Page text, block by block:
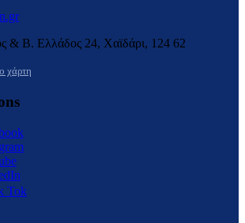
& Β. Ελλάδος 24, Χαϊδάρι, 124 62
χάρτη
Tok